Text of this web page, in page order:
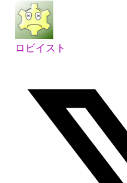
ロビイスト